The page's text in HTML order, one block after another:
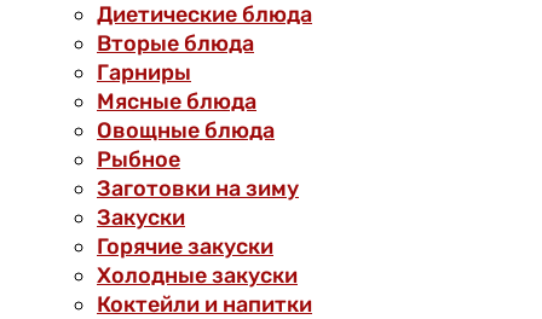
Диетические блюда
Вторые блюда
Гарниры
Мясные блюда
Овощные блюда
Рыбное
Заготовки на зиму
Закуски
Горячие закуски
Холодные закуски
Коктейли и напитки